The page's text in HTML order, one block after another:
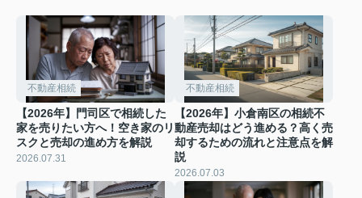
不動産相続
【2026年】門司区で相続した
家を売りたい方へ！空き家のリ
スクと売却の進め方を解説
2026.07.31
不動産相続
【2026年】小倉南区の相続不
動産売却はどう進める？高く売
却するための流れと注意点を解
説
2026.07.03